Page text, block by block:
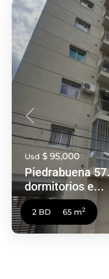
Anterior
Usd $ 95,000
Piedrabuena
dormitorios e...
2 BD 65 m2